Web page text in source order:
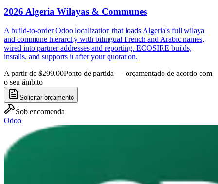
2026 Algeria Wilayas & Communes
A build-to-order Odoo localization that loads Algeria's full wilaya
and commune hierarchy with bilingual French and Arabic names,
wired into partner addresses and reporting. ECOSIRE builds,
installs, and supports it after your quotation.
A partir de $299.00Ponto de partida — orçamentado de acordo com
o seu âmbito
Solicitar orçamento
Sob encomenda
Odoo